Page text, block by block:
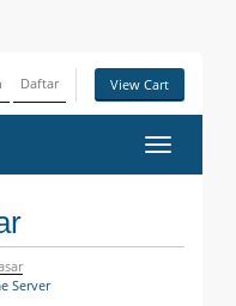
Daftar View Cart
Toggle
Server